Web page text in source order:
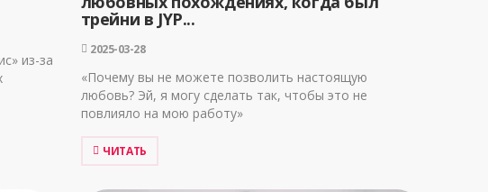
из-за
трейни в JYP...
2025-03-28
«Почему вы не можете позволить настоящую
любовь? Эй, я могу сделать так, чтобы это не
повлияло на мою работу»
ЧИТАТЬ